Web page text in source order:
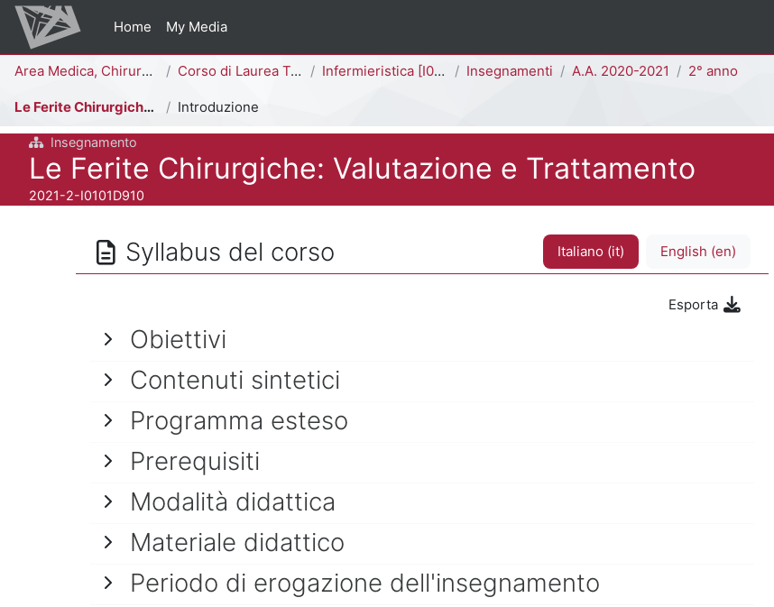
Vai al contenuto principale
Home
My Media
Percorso della paginaArea Medica, Chirurgica e dei Servizi Clinici Corso di Laurea Triennale Infermieristica [I0101D] Insegnamenti A.A. 2020-2021 2° anno
Le Ferite Chirurgiche: Valutazione e Trattamento Introduzione
Insegnamento
Titolo del corso
Le Ferite Chirurgiche: Valutazione e Trattamento
Codice identificativo del corso
2021-2-I0101D910
Syllabus del corso Italiano ‎(it)‎ English ‎(en)‎
Esporta
Obiettivi
Contenuti sintetici
Programma esteso
Prerequisiti
Modalità didattica
Materiale didattico
Periodo di erogazione dell'insegnamento